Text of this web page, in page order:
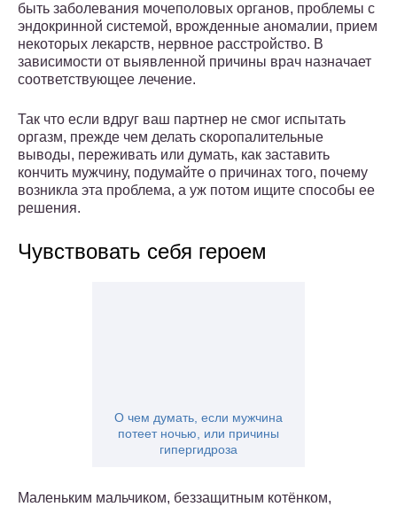
быть заболевания мочеполовых органов, проблемы с
эндокринной системой, врожденные аномалии, прием
некоторых лекарств, нервное расстройство. В
зависимости от выявленной причины врач назначает
соответствующее лечение.
Так что если вдруг ваш партнер не смог испытать
оргазм, прежде чем делать скоропалительные
выводы, переживать или думать, как заставить
кончить мужчину, подумайте о причинах того, почему
возникла эта проблема, а уж потом ищите способы ее
решения.
Чувствовать себя героем
О чем думать, если мужчина
потеет ночью, или причины
гипергидроза
Маленьким мальчиком, беззащитным котёнком,